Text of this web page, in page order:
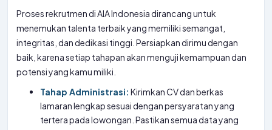
Proses rekrutmen di AIA Indonesia dirancang untuk
menemukan talenta terbaik yang memiliki semangat,
integritas, dan dedikasi tinggi. Persiapkan dirimu dengan
baik, karena setiap tahapan akan menguji kemampuan dan
potensi yang kamu miliki.
Tahap Administrasi: Kirimkan CV dan berkas
lamaran lengkap sesuai dengan persyaratan yang
tertera pada lowongan. Pastikan semua data yang